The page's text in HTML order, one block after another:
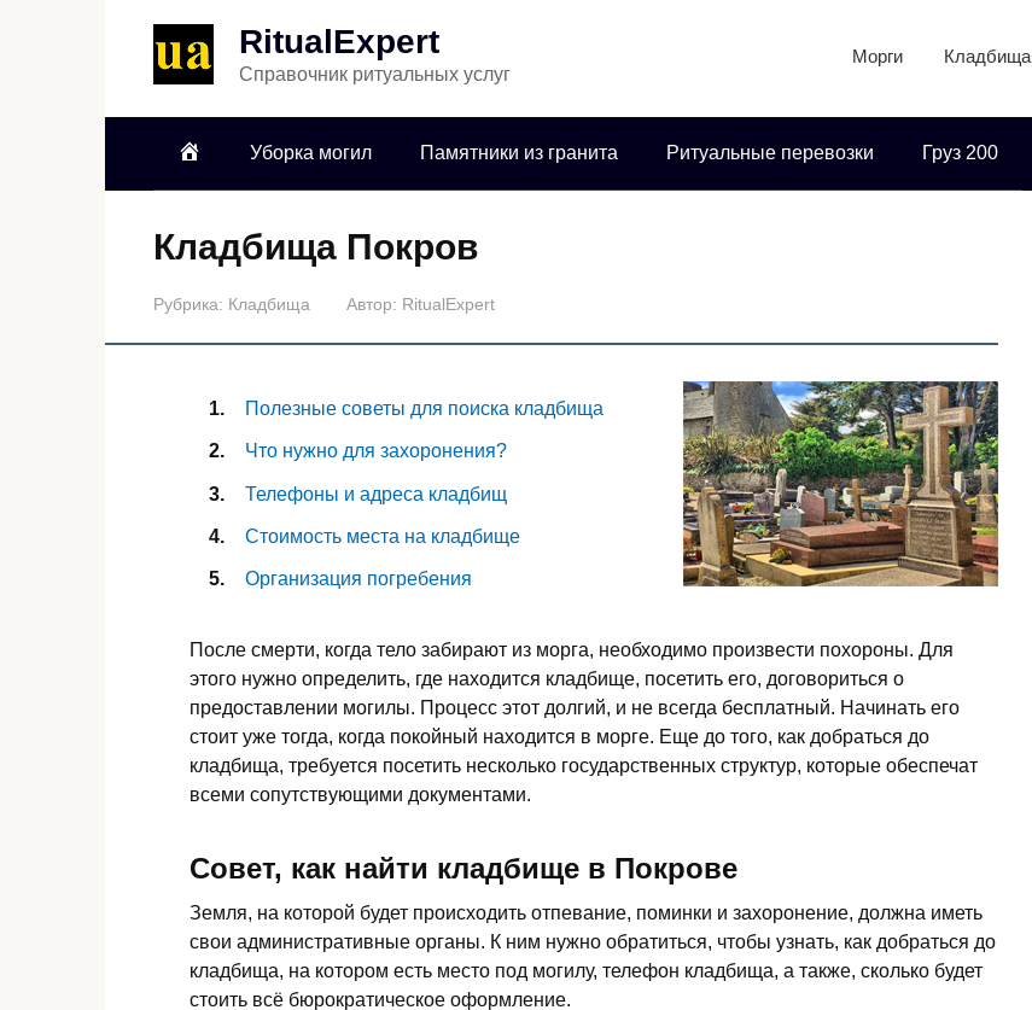
RitualExpert
Справочник ритуальных услуг
Морги Кладбища
Уборка могил Памятники из гранита Ритуальные перевозки Груз 200
Кладбища Покров
Рубрика: Кладбища Автор: RitualExpert
Полезные советы для поиска кладбища
Что нужно для захоронения?
Телефоны и адреса кладбищ
Стоимость места на кладбище
Организация погребения
После смерти, когда тело забирают из морга, необходимо произвести похороны. Для
этого нужно определить, где находится кладбище, посетить его, договориться о
предоставлении могилы. Процесс этот долгий, и не всегда бесплатный. Начинать его
стоит уже тогда, когда покойный находится в морге. Еще до того, как добраться до
кладбища, требуется посетить несколько государственных структур, которые обеспечат
всеми сопутствующими документами.
Совет, как найти кладбище в Покрове
Земля, на которой будет происходить отпевание, поминки и захоронение, должна иметь
свои административные органы. К ним нужно обратиться, чтобы узнать, как добраться до
кладбища, на котором есть место под могилу, телефон кладбища, а также, сколько будет
стоить всё бюрократическое оформление.